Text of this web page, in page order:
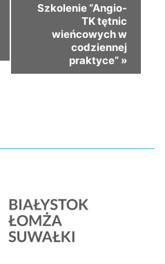
Szkolenie “Angio-
TK tętnic
wieńcowych w
codziennej
praktyce” »